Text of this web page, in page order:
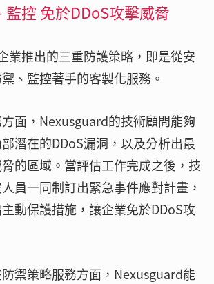
控 免於DDoS攻擊威脅
業推出的三重防護策略，即是從安
、監控著手的客製化服務。
面，Nexusguard的技術顧問能夠
潛在的DDoS漏洞，以及分析出最
的區域。當評估工作完成之後，技
員一同制訂出緊急事件應對計畫，
動保護措施，讓企業免於DDoS攻
禦策略服務方面，Nexusguard能